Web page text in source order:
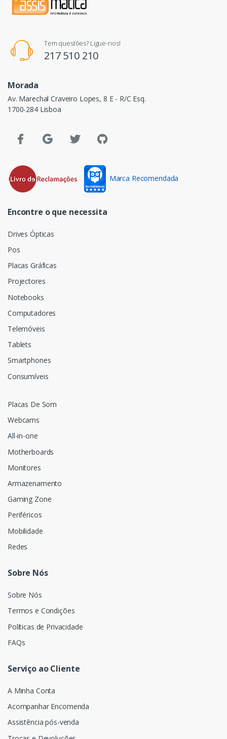
Tem questões? Ligue-nos!
217 510 210
Morada
Av. Marechal Craveiro Lopes, 8 E - R/C Esq.
1700-284 Lisboa
Marca Recomendada
Encontre o que necessita
Drives Ópticas
Pos
Placas Gráficas
Projectores
Notebooks
Computadores
Telemóveis
Tablets
Smartphones
Consumíveis
Placas De Som
Webcams
All-in-one
Motherboards
Monitores
Armazenamento
Gaming Zone
Periféricos
Mobilidade
Redes
Sobre Nós
Sobre Nós
Termos e Condições
Políticas de Privacidade
FAQs
Serviço ao Cliente
A Minha Conta
Acompanhar Encomenda
Assistência pós-venda